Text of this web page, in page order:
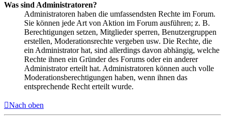
Was sind Administratoren?
Administratoren haben die umfassendsten Rechte im Forum.
Sie können jede Art von Aktion im Forum ausführen; z. B.
Berechtigungen setzen, Mitglieder sperren, Benutzergruppen
erstellen, Moderationsrechte vergeben usw. Die Rechte, die
ein Administrator hat, sind allerdings davon abhängig, welche
Rechte ihnen ein Gründer des Forums oder ein anderer
Administrator erteilt hat. Administratoren können auch volle
Moderationsberechtigungen haben, wenn ihnen das
entsprechende Recht erteilt wurde.
Nach oben